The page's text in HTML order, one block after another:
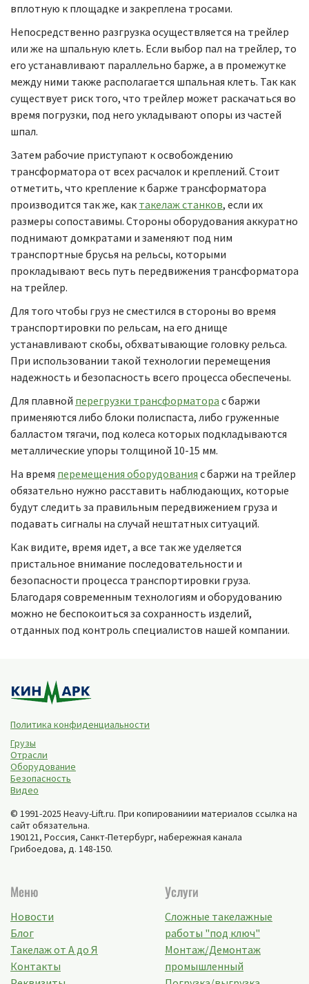
вплотную к площадке и закреплена тросами.
Непосредственно разгрузка осуществляется на трейлер
или же на шпальную клеть. Если выбор пал на трейлер, то
его устанавливают параллельно барже, а в промежутке
между ними также располагается шпальная клеть. Так как
существует риск того, что трейлер может раскачаться во
время погрузки, под него укладывают опоры из частей
шпал.
Затем рабочие приступают к освобождению
трансформатора от всех расчалок и креплений. Стоит
отметить, что крепление к барже трансформатора
производится так же, как такелаж станков, если их
размеры сопоставимы. Стороны оборудования аккуратно
поднимают домкратами и заменяют под ним
транспортные брусья на рельсы, которыми
прокладывают весь путь передвижения трансформатора
на трейлер.
Для того чтобы груз не сместился в стороны во время
транспортировки по рельсам, на его днище
устанавливают скобы, обхватывающие головку рельса.
При использовании такой технологии перемещения
надежность и безопасность всего процесса обеспечены.
Для плавной перегрузки трансформатора с баржи
применяются либо блоки полиспаста, либо груженные
балластом тягачи, под колеса которых подкладываются
металлические упоры толщиной 10-15 мм.
На время перемещения оборудования с баржи на трейлер
обязательно нужно расставить наблюдающих, которые
будут следить за правильным передвижением груза и
подавать сигналы на случай нештатных ситуаций.
Как видите, время идет, а все так же уделяется
пристальное внимание последовательности и
безопасности процесса транспортировки груза.
Благодаря современным технологиям и оборудованию
можно не беспокоиться за сохранность изделий,
отданных под контроль специалистов нашей компании.
Политика конфиденциальности
Грузы
Отрасли
Оборудование
Безопасность
Видео
© 1991-2025 Heavy-Lift.ru. При копированиии материалов ссылка на
сайт обязательна.
190121, Россия, Санкт-Петербург, набережная канала
Грибоедова, д. 148-150.
Меню
Новости
Блог
Такелаж от А до Я
Контакты
Услуги
Сложные такелажные
работы "под ключ"
Монтаж/Демонтаж
промышленный